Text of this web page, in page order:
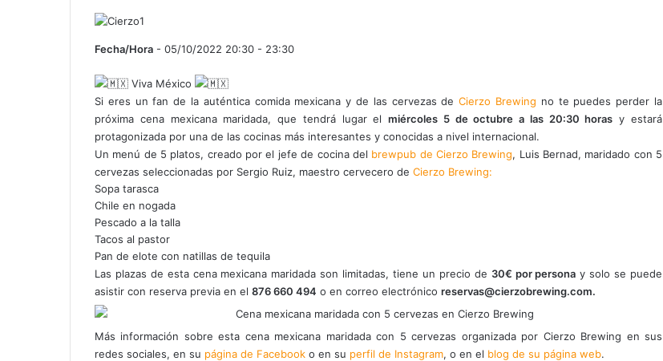
Fecha/Hora - 05/10/2022 20:30 - 23:30
Viva México
Si eres un fan de la auténtica comida mexicana y de las cervezas deCierzo Brewing no te puedes perder la
próxima cena mexicana maridada, que tendrá lugar elmiércoles 5 de octubre a las 20:30 horas y estará
protagonizada por una de las cocinas más interesantes y conocidas a nivel internacional.
Un menú de 5 platos, creado por el jefe de cocina del brewpub de Cierzo Brewing, Luis Bernad, maridado con 5
cervezas seleccionadas por Sergio Ruiz, maestro cervecero de Cierzo Brewing:
Sopa tarasca
Chile en nogada
Pescado a la talla
Tacos al pastor
Pan de elote con natillas de tequila
Las plazas de esta cena mexicana maridada son limitadas, tiene un precio de 30€ por persona y solo se puede
asistir con reserva previa en el 876 660 494 o en correo electrónico reservas@cierzobrewing.com.
Más información sobre esta cena mexicana maridada con 5 cervezas organizada por Cierzo Brewing en sus
redes sociales, en su página de Facebook o en su perfil de Instagram, o en el blog de su página web.